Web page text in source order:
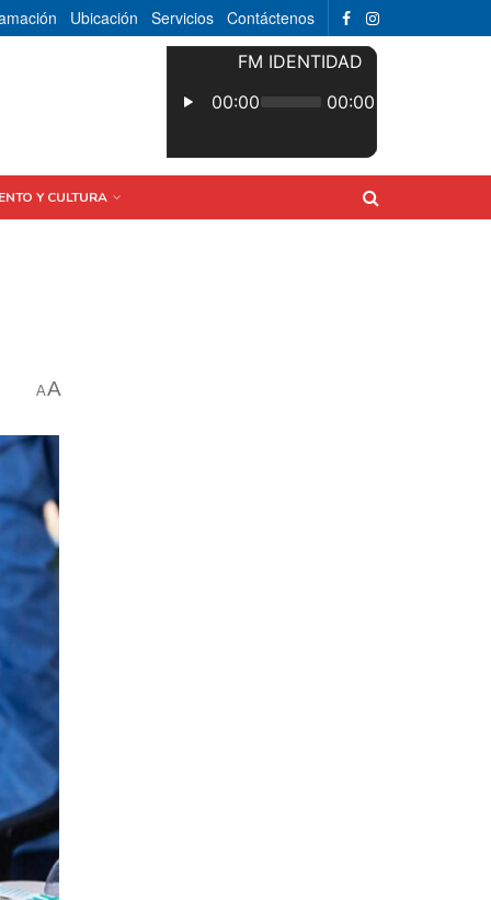
Ubicación Servicios Contáctenos
Y CULTURA
AA